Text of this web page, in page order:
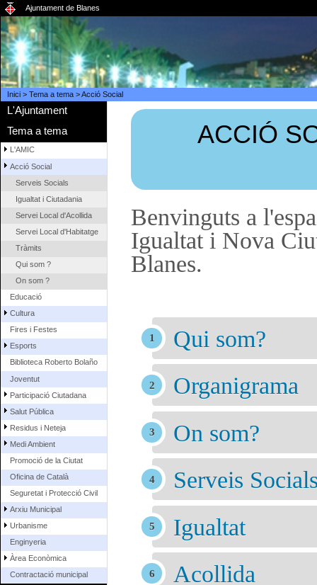
Ajuntament de Blanes
Inici> Tema a tema>Acció Social
L'Ajuntament
Tema a tema
L'AMIC
Acció Social
Serveis Socials
Igualtat i Ciutadania
Servei Local d'Acollida
Servei Local d'Habitatge
Tràmits
Qui som ?
On som ?
Educació
Cultura
Fires i Festes
Esports
Biblioteca Roberto Bolaño
Joventut
Participació Ciutadana
Salut Pública
Residus i Neteja
Medi Ambient
Promoció de la Ciutat
Oficina de Català
Seguretat i Protecció Civil
Arxiu Municipal
Urbanisme
Enginyeria
Àrea Econòmica
Contractació municipal
ACCIÓ
Benvinguts a
Igualtat i Nova
Blanes.
Qui som?
Organigrama
On som?
Serveis
Igualtat
Acollida